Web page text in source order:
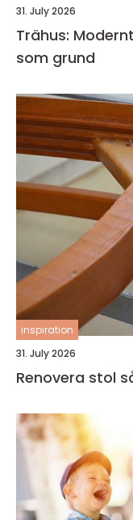
31. July 2026
Trähus:
som grund
inspiration
31. July 2026